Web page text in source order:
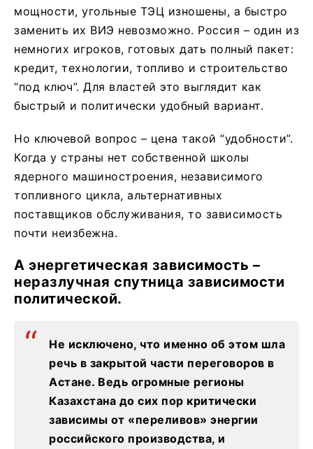
мощности, угольные ТЭЦ изношены, а быстро
заменить их ВИЭ невозможно. Россия – один из
немногих игроков, готовых дать полный пакет:
кредит, технологии, топливо и строительство
“под ключ”. Для властей это выглядит как
быстрый и политически удобный вариант.
Но ключевой вопрос – цена такой “удобности”.
Когда у страны нет собственной школы
ядерного машиностроения, независимого
топливного цикла, альтернативных
поставщиков обслуживания, то зависимость
почти неизбежна.
А энергетическая зависимость –
неразлучная спутница зависимости
политической.
Не исключено, что именно об этом шла
речь в закрытой части переговоров в
Астане. Ведь огромные регионы
Казахстана до сих пор критически
зависимы от «переливов» энергии
российского производства, и